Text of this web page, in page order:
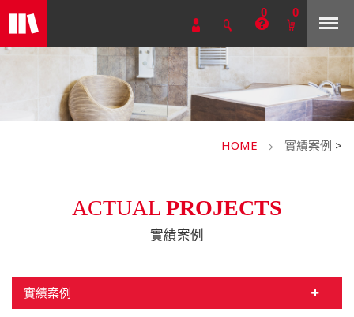
0 0
ACTUAL PROJECTS
實績案例
HOME 實績案例 >
實績案例